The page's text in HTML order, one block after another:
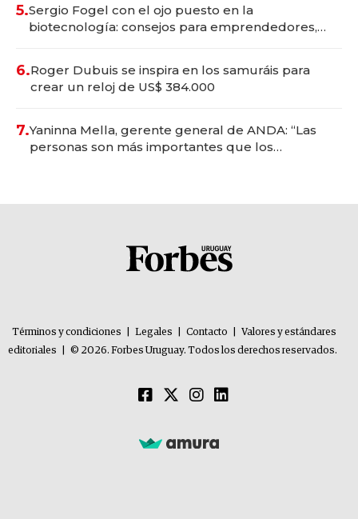
5.Sergio Fogel con el ojo puesto en la
biotecnología: consejos para emprendedores,
6.Roger Dubuis se inspira en los samuráis para
crear un reloj de US$ 384.000
7.Yaninna Mella, gerente general de ANDA: “Las
personas son más importantes que los
Términos y condiciones Legales Contacto
Valores y estándares
editoriales
© 2026. Forbes Uruguay. Todos los derechos reservados.